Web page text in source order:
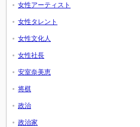
女性アーティスト
女性タレント
女性文化人
女性社長
安室奈美恵
将棋
政治
政治家